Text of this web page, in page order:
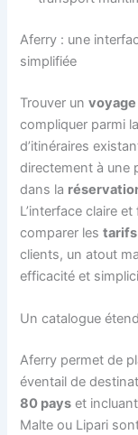
Aferry : une
simplifiée
Trouver un
compliquer parmi
d’itinéraires
directement à une
dans la
L’interface claire
comparer les
clients, un atout
efficacité et
Un catalogue
Aferry permet de
éventail de
80 pays et
Malte ou Lipari